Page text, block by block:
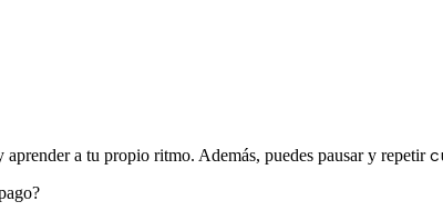
a tu propio ritmo. Además, puedes pausar y repetir